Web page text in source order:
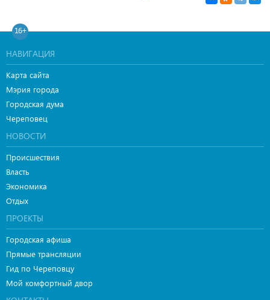
16+
НАВИГАЦИЯ
Карта сайта
Мэрия города
Городская дума
Череповец
НОВОСТИ
Происшествия
Власть
Экономика
Отдых
ПРОЕКТЫ
Городская афиша
Прямые трансляции
Гид по Череповцу
Мой комфортный двор